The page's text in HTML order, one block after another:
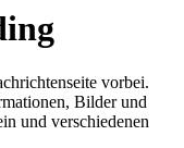
vorbei.
Bilder und
und verschiedenen